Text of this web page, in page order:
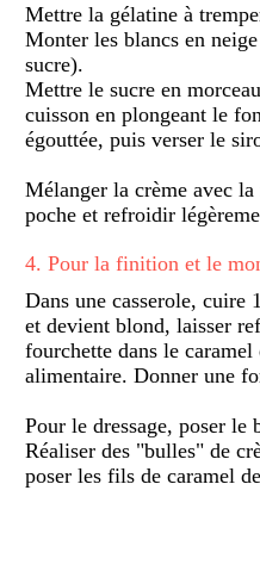
Mettre la gélatine à
Monter les blancs en
sucre).
Mettre le sucre en
cuisson en plongeant le
égouttée, puis verser le
Mélanger la crème avec
poche et refroidir
4. Pour la finition et le
Dans une casserole, cuire
et devient blond, laisser
fourchette dans le
alimentaire. Donner une
Pour le dressage, poser le
Réaliser des "bulles" de
poser les fils de caramel